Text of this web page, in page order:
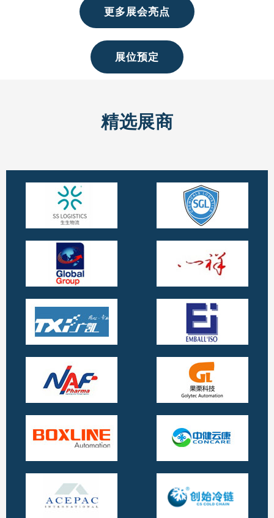
更多展会亮点
展位预定
精选展商